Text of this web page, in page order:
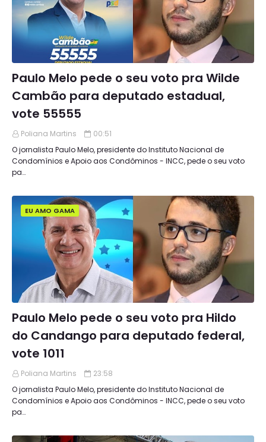
Paulo Melo pede o seu voto pra Wilde
Cambão para deputado estadual,
vote 55555
Poliana Martins
00:51
O jornalista Paulo Melo, presidente do Instituto Nacional de
Condomínios e Apoio aos Condôminos - INCC, pede o seu voto
pa…
EU AMO GAMA
Paulo Melo pede o seu voto pra Hildo
do Candango para deputado federal,
vote 1011
Poliana Martins
23:58
O jornalista Paulo Melo, presidente do Instituto Nacional de
Condomínios e Apoio aos Condôminos - INCC, pede o seu voto
pa…